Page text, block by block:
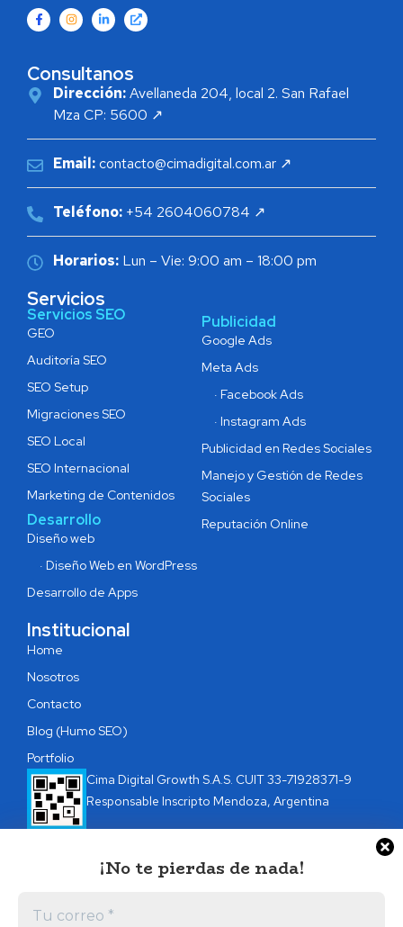
Consultanos
Dirección:Avellaneda 204, local 2. San Rafael
Mza CP: 5600 ↗
Email:contacto@cimadigital.com.ar ↗
Teléfono:+54 2604060784 ↗
Horarios:Lun – Vie: 9:00 am – 18:00 pm
Servicios
Servicios SEO
GEO
Auditoría SEO
SEO Setup
Migraciones SEO
SEO Local
SEO Internacional
Marketing de Contenidos
Desarrollo
Diseño web
· Diseño Web en WordPress
Desarrollo de Apps
Publicidad
Google Ads
Meta Ads
· Facebook Ads
· Instagram Ads
Publicidad en Redes Sociales
Manejo y Gestión de Redes
Sociales
Reputación Online
Institucional
Home
Nosotros
Contacto
Blog (Humo SEO)
Portfolio
Cima Digital Growth S.A.S. CUIT 33-71928371-9
Responsable Inscripto Mendoza, Argentina
¡No te pierdas de nada!